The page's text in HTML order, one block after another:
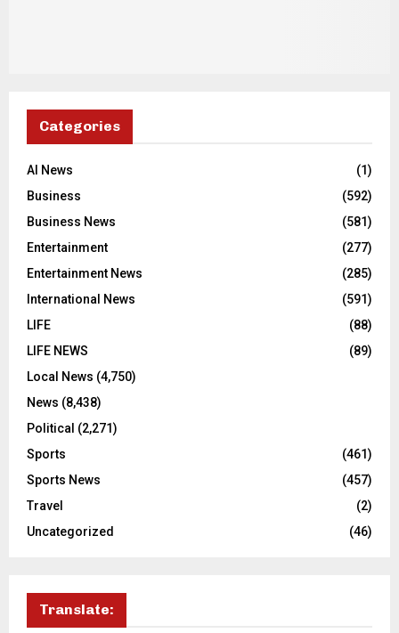
Categories
AI News
(1)
Business
(592)
Business News
(581)
Entertainment
(277)
Entertainment News
(285)
International News
(591)
LIFE
(88)
LIFE NEWS
(89)
Local News (4,750)
News (8,438)
Political (2,271)
Sports
(461)
Sports News
(457)
Travel
(2)
Uncategorized
(46)
Translate: